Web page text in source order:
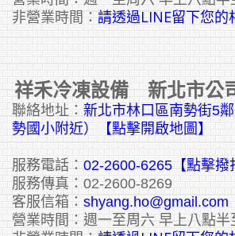
非營業時間： 請透過LINE留下您的
祥禾冷凍設備 新北市公
聯絡地址： 新北市林口區南勢街5
勢國小附近）【點擊開啟地圖】
服務電話： 02-2600-6265 【點擊撥
服務傳真：02-2600-8269
客服信箱： shyang.ho@gmail.com
營業時間：週一至周六 早上八點半